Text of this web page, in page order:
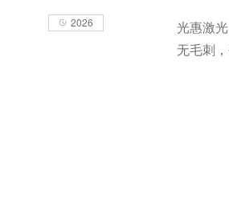
2026
光惠激
无毛刺